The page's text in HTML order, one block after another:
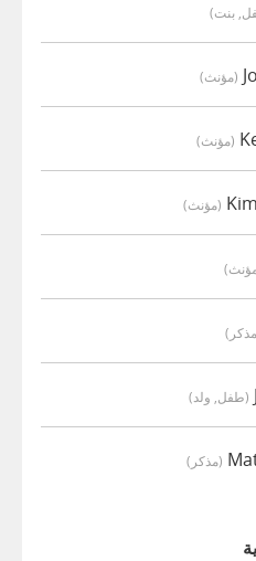
بنت)
(مؤنث)
(مؤنث)
(مؤنث)
(طفل, ولد)
(مذكر)